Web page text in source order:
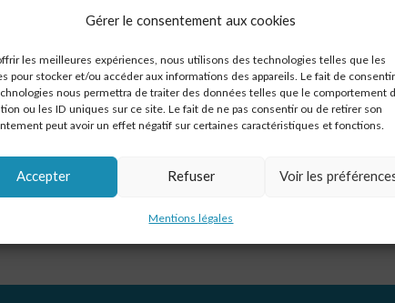
Gérer le consentement aux cookies
les meilleures expériences, nous utilisons des technologies telles que les
pour stocker et/ou accéder aux informations des appareils. Le fait de
nous permettra de traiter des données telles que le comportement
ou les ID uniques sur ce site. Le fait de ne pas consentir ou de retirer son
peut avoir un effet négatif sur certaines caractéristiques et fonctions.
Accepter Refuser Voir les
Mentions légales